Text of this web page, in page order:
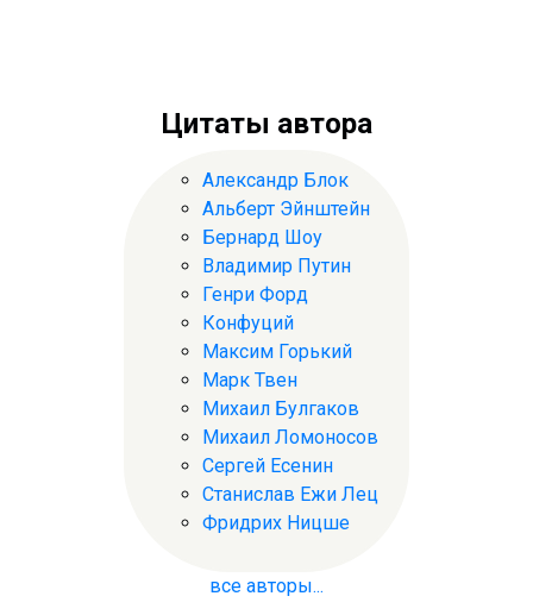
Цитаты автора
Александр Блок
Альберт Эйнштейн
Бернард Шоу
Владимир Путин
Генри Форд
Конфуций
Максим Горький
Марк Твен
Михаил Булгаков
Михаил Ломоносов
Сергей Есенин
Станислав Ежи Лец
Фридрих Ницше
все авторы...